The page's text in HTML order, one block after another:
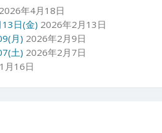
2026年4月18日
日(金) 2026年2月13日
月) 2026年2月9日
土) 2026年2月7日
月16日